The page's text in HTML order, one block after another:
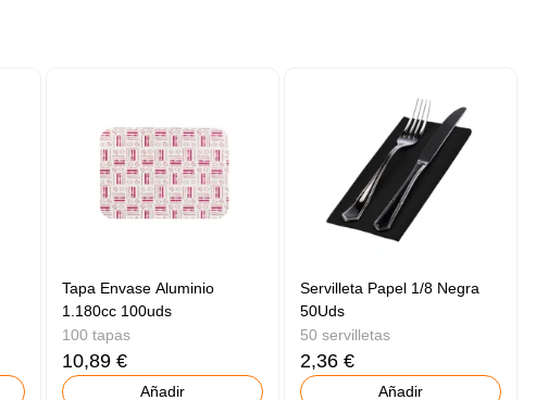
Tapa Envase Aluminio
1.180cc 100uds
100 tapas
10,89 €
Añadir
Servilleta Papel 1/8 Negra
50Uds
50 servilletas
2,36 €
Añadir